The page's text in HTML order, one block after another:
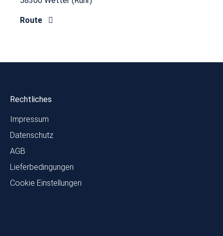
Route
Rechtliches
Impressum
Datenschutz
AGB
Lieferbedingungen
Cookie Einstellungen